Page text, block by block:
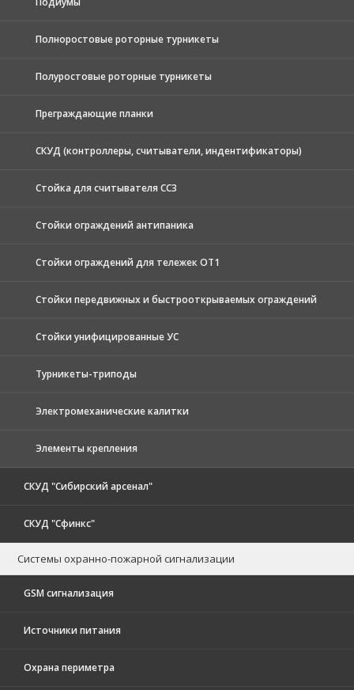
Полноростовые роторные турникеты
Полуростовые роторные турникеты
Преграждающие планки
СКУД (контроллеры, считыватели, индентификаторы)
Стойка для считывателя СС3
Стойки ограждений антипаника
Стойки ограждений для тележек ОТ1
Стойки передвижных и быстрооткрываемых ограждений
Стойки унифицированные УС
Турникеты-триподы
Электромеханические калитки
Элементы крепления
СКУД "Сибирский арсенал"
СКУД "Сфинкс"
Системы охранно-пожарной сигнализации
GSM сигнализация
Источники питания
Охрана периметра